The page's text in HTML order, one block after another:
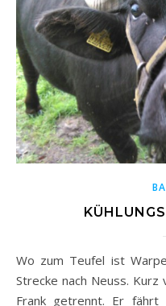
Wo zum Teufel ist Warpe? So ziemlich genau auf halber
Strecke nach Neuss.
Frank getrennt. Er